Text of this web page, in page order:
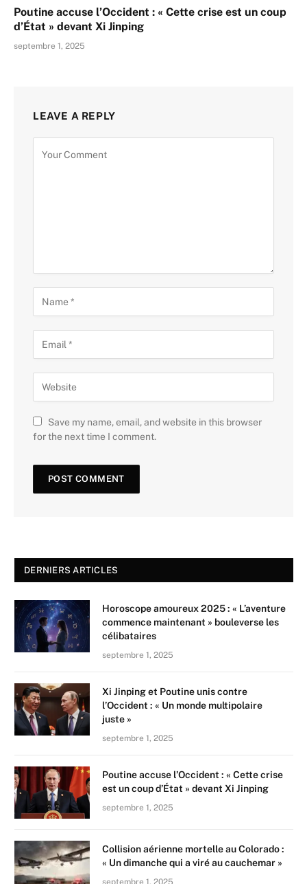
Poutine accuse l’Occident : « Cette crise est un coup
d’État » devant Xi Jinping
septembre 1, 2025
LEAVE A REPLY
Save my name, email, and website in this browser
for the next time I comment.
DERNIERS ARTICLES
Horoscope amoureux 2025 : « L’aventure
commence maintenant » bouleverse les
célibataires
septembre 1, 2025
Xi Jinping et Poutine unis contre
l’Occident : « Un monde multipolaire
juste »
septembre 1, 2025
Poutine accuse l’Occident : « Cette crise
est un coup d’État » devant Xi Jinping
septembre 1, 2025
Collision aérienne mortelle au Colorado :
« Un dimanche qui a viré au cauchemar »